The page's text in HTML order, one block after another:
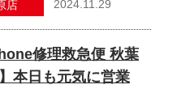
店 2024.11.29
修理救急便 秋葉
本日も元気に営業